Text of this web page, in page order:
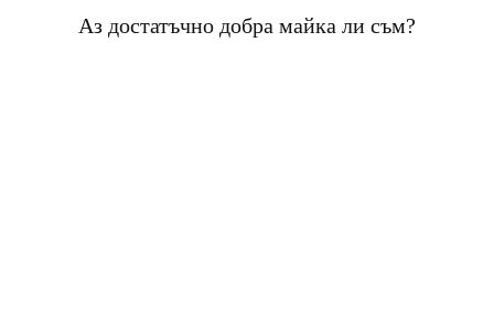
Аз достатъчно добра майка ли съм?